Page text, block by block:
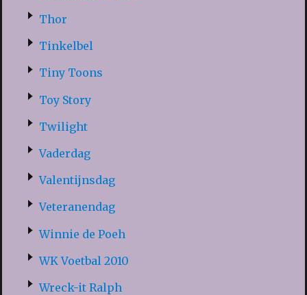
Thor
Tinkelbel
Tiny Toons
Toy Story
Twilight
Vaderdag
Valentijnsdag
Veteranendag
Winnie de Poeh
WK Voetbal 2010
Wreck-it Ralph